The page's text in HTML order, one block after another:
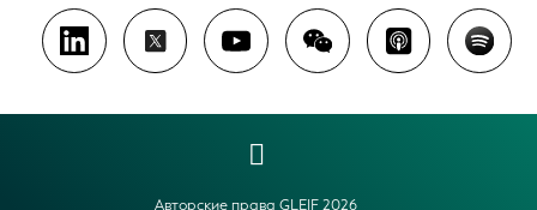
Авторские права GLEIF 2026